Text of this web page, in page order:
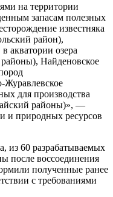
на территории
запасам полезных
известняка
район),
акватории озера
Найденовское
Журавлевское
для производства
районы)», —
и природных ресурсов
60 разрабатываемых
после воссоединения
полученные ранее
с требованиями